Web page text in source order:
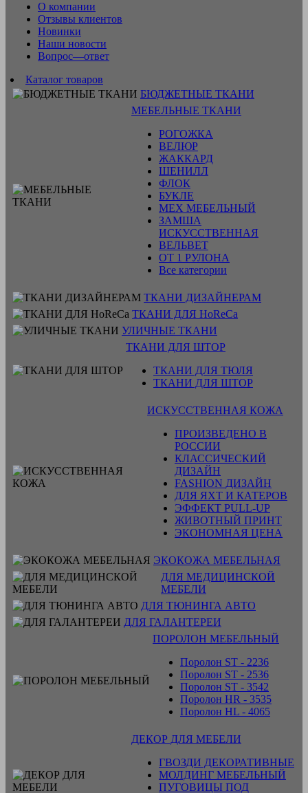
О компании
Отзывы клиентов
Новинки
Наши новости
Вопрос—ответ
Каталог товаров
БЮДЖЕТНЫЕ ТКАНИ
МЕБЕЛЬНЫЕ ТКАНИ
РОГОЖКА
ВЕЛЮР
ЖАККАРД
ШЕНИЛЛ
ФЛОК
БУКЛЕ
МЕХ МЕБЕЛЬНЫЙ
ЗАМША
ИСКУССТВЕННАЯ
ВЕЛЬВЕТ
ОТ 1 РУЛОНА
Все категории
ТКАНИ ДИЗАЙНЕРАМ
ТКАНИ ДЛЯ HoReCa
УЛИЧНЫЕ ТКАНИ
ТКАНИ ДЛЯ ШТОР
ТКАНИ ДЛЯ ТЮЛЯ
ТКАНИ ДЛЯ ШТОР
ИСКУССТВЕННАЯ КОЖА
ПРОИЗВЕДЕНО В
РОССИИ
КЛАССИЧЕСКИЙ
ДИЗАЙН
FASHION ДИЗАЙН
ДЛЯ ЯХТ И КАТЕРОВ
ЭФФЕКТ PULL-UP
ЖИВОТНЫЙ ПРИНТ
ЭКОНОМНАЯ ЦЕНА
ЭКОКОЖА МЕБЕЛЬНАЯ
ДЛЯ МЕДИЦИНСКОЙ
МЕБЕЛИ
ДЛЯ ТЮНИНГА АВТО
ДЛЯ ГАЛАНТЕРЕИ
ПОРОЛОН МЕБЕЛЬНЫЙ
Поролон ST - 2236
Поролон ST - 2536
Поролон ST - 3542
Поролон HR - 3535
Поролон HL - 4065
ДЕКОР ДЛЯ МЕБЕЛИ
ГВОЗДИ ДЕКОРАТИВНЫЕ
МОЛДИНГ МЕБЕЛЬНЫЙ
ПУГОВИЦЫ ПОД